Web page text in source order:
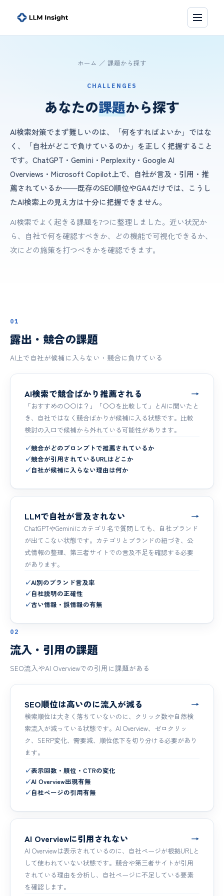
ホーム ／ 課題から探す
CHALLENGES
あなたの課題から探す
AI検索対策でまず難しいのは、「何をすればよいか」ではな
く、「自社がどこで負けているのか」を正しく把握すること
です。ChatGPT・Gemini・Perplexity・Google AI
Overviews・Microsoft Copilot上で、自社が言及・引用・推
薦されているか――既存のSEO順位やGA4だけでは、こうし
たAI検索上の見え方は十分に把握できません。
AI検索でよく起きる課題を7つに整理しました。近い状況か
ら、自社で何を確認すべきか、どの機能で可視化できるか、
次にどの施策を打つべきかを確認できます。
01
露出・競合の課題
AI上で自社が候補に入らない・競合に負けている
AI検索で競合ばかり推薦される →
「おすすめの〇〇は？」「〇〇を比較して」とAIに聞いたと
き、自社ではなく競合ばかりが候補に入る状態です。比較
検討の入口で候補から外れている可能性があります。
✓競合がどのプロンプトで推薦されているか
✓競合が引用されているURLはどこか
✓自社が候補に入らない理由は何か
LLMで自社が言及されない →
ChatGPTやGeminiにカテゴリ名で質問しても、自社ブランド
が出てこない状態です。カテゴリとブランドの紐づき、公
式情報の整理、第三者サイトでの言及不足を確認する必要
があります。
✓AI別のブランド言及率
✓自社説明の正確性
✓古い情報・誤情報の有無
02
流入・引用の課題
SEO流入やAI Overviewでの引用に課題がある
SEO順位は高いのに流入が減る →
検索順位は大きく落ちていないのに、クリック数や自然検
索流入が減っている状態です。AI Overview、ゼロクリッ
ク、SERP変化、需要減、順位低下を切り分ける必要があり
ます。
✓表示回数・順位・CTRの変化
✓AI Overview出現有無
✓自社ページの引用有無
AI Overviewに引用されない →
AI Overviewは表示されているのに、自社ページが根拠URLと
して使われていない状態です。競合や第三者サイトが引用
されている理由を分析し、自社ページに不足している要素
を確認します。